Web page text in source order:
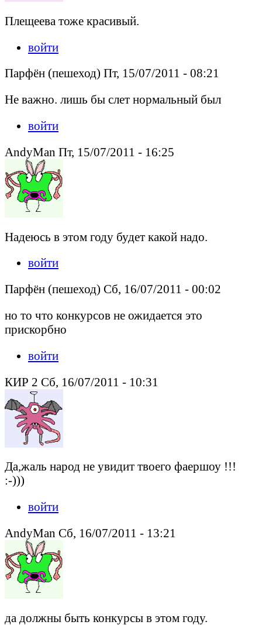
Плещеева тоже красивый.
войти
Парфён (пешеход) Пт, 15/07/2011 - 08:21
Не важно. лишь бы слет нормальный был
войти
AndyMan Пт, 15/07/2011 - 16:25
Надеюсь в этом году будет какой надо.
войти
Парфён (пешеход) Сб, 16/07/2011 - 00:02
но то что конкурсов не ожидается это
прискорбно
войти
КИР 2 Сб, 16/07/2011 - 10:31
Да,жаль народ не увидит твоего фаершоу !!!
:-)))
войти
AndyMan Сб, 16/07/2011 - 13:21
да должны быть конкурсы в этом году.